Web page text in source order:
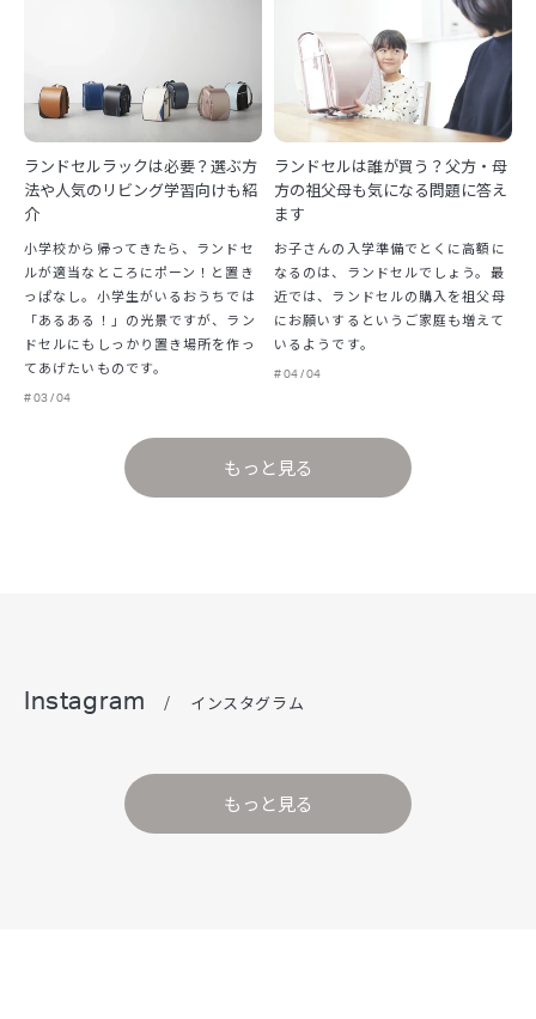
ランドセルラックは必要？選ぶ方
法や人気のリビング学習向けも紹
介
小学校から帰ってきたら、ランドセ
ルが適当なところにポーン！と置き
っぱなし。小学生がいるおうちでは
「あるある！」の光景ですが、ラン
ドセルにもしっかり置き場所を作っ
てあげたいものです。
# 03 / 04
ランドセルは誰が買う？父方・母
方の祖父母も気になる問題に答え
ます
お子さんの入学準備でとくに高額に
なるのは、ランドセルでしょう。最
近では、ランドセルの購入を祖父母
にお願いするというご家庭も増えて
いるようです。
# 04 / 04
もっと見る
Instagram / インスタグラム
もっと見る